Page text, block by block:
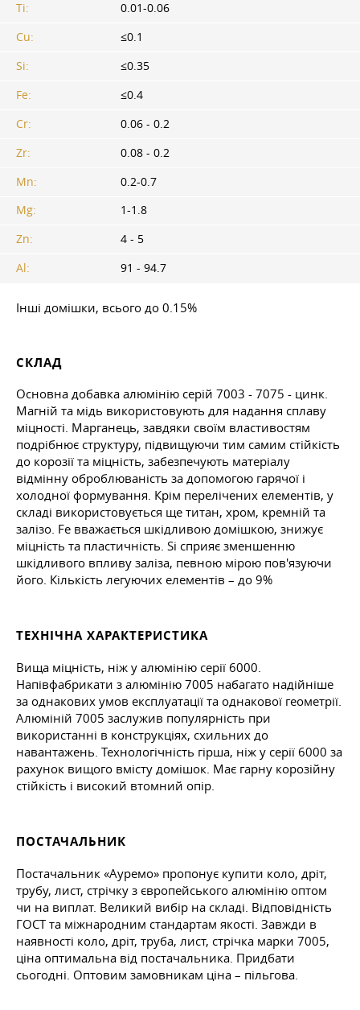
Ti:
0.01-0.06
Cu:
≤0.1
Si:
≤0.35
Fe:
≤0.4
Cr:
0.06 - 0.2
Zr:
0.08 - 0.2
Mn:
0.2-0.7
Mg:
1-1.8
Zn:
4 - 5
Al:
91 - 94.7
Інші домішки, всього до 0.15%
СКЛАД
Основна добавка алюмінію серій 7003 - 7075 - цинк.
Магній та мідь використовують для надання сплаву
міцності. Марганець, завдяки своїм властивостям
подрібнює структуру, підвищуючи тим самим стійкість
до корозії та міцність, забезпечують матеріалу
відмінну оброблюваність за допомогою гарячої і
холодної формування. Крім перелічених елементів, у
складі використовується ще титан, хром, кремній та
залізо. Fe вважається шкідливою домішкою, знижує
міцність та пластичність. Si сприяє зменшенню
шкідливого впливу заліза, певною мірою пов'язуючи
його. Кількість легуючих елементів – до 9%
ТЕХНІЧНА ХАРАКТЕРИСТИКА
Вища міцність, ніж у алюмінію серії 6000.
Напівфабрикати з алюмінію 7005 набагато надійніше
за однакових умов експлуатації та однакової геометрії.
Алюміній 7005 заслужив популярність при
використанні в конструкціях, схильних до
навантажень. Технологічність гірша, ніж у серії 6000 за
рахунок вищого вмісту домішок. Має гарну корозійну
стійкість і високий втомний опір.
ПОСТАЧАЛЬНИК
Постачальник «Ауремо» пропонує купити коло, дріт,
трубу, лист, стрічку з європейського алюмінію оптом
чи на виплат. Великий вибір на складі. Відповідність
ГОСТ та міжнародним стандартам якості. Завжди в
наявності коло, дріт, труба, лист, стрічка марки 7005,
ціна оптимальна від постачальника. Придбати
сьогодні. Оптовим замовникам ціна – пільгова.